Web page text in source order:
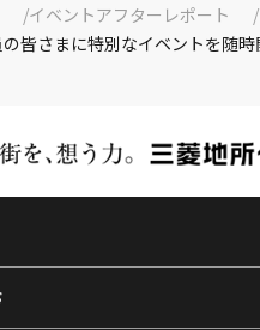
イベントアフターレポート
皆さまに特別なイベントを随時